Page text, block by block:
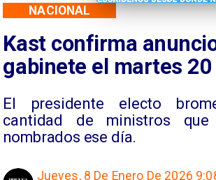
Kast confirma
gabinete el martes
El presidente electo
cantidad de ministros
nombrados ese día.
NACIONAL
Jueves, 8 De Enero De 2026